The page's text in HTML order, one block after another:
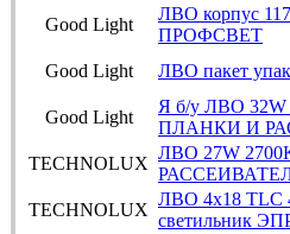
Good Light
ЛВО корпус
ПРОФСВЕТ
Good Light
ЛВО пакет
Good Light
Я б/у ЛВО 32W
ПЛАНКИ И
TECHNOLUX
ЛВО 27W
TECHNOLUX
ЛВО 4х18 TLC
светильник